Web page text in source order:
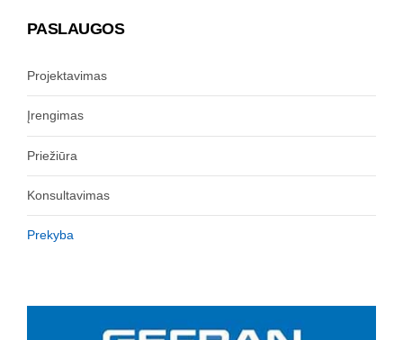
PASLAUGOS
Projektavimas
Įrengimas
Priežiūra
Konsultavimas
Prekyba